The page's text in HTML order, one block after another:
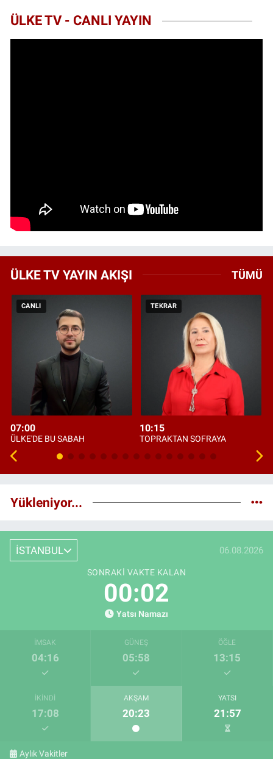
ÜLKE TV - CANLI YAYIN
ÜLKE TV YAYIN AKIŞI TÜMÜ
CANLI
07:00
ÜLKE'DE BU SABAH
TEKRAR
10:15
TOPRAKTAN SOFRAYA
Yükleniyor...
İSTANBUL 06.08.2026
SONRAKI VAKTE KALAN
00:01
Yatsı Namazı
İMSAK
04:16
GÜNEŞ
05:58
ÖĞLE
13:15
İKINDI
17:08
AKŞAM
20:23
YATSI
21:57
Aylık Vakitler